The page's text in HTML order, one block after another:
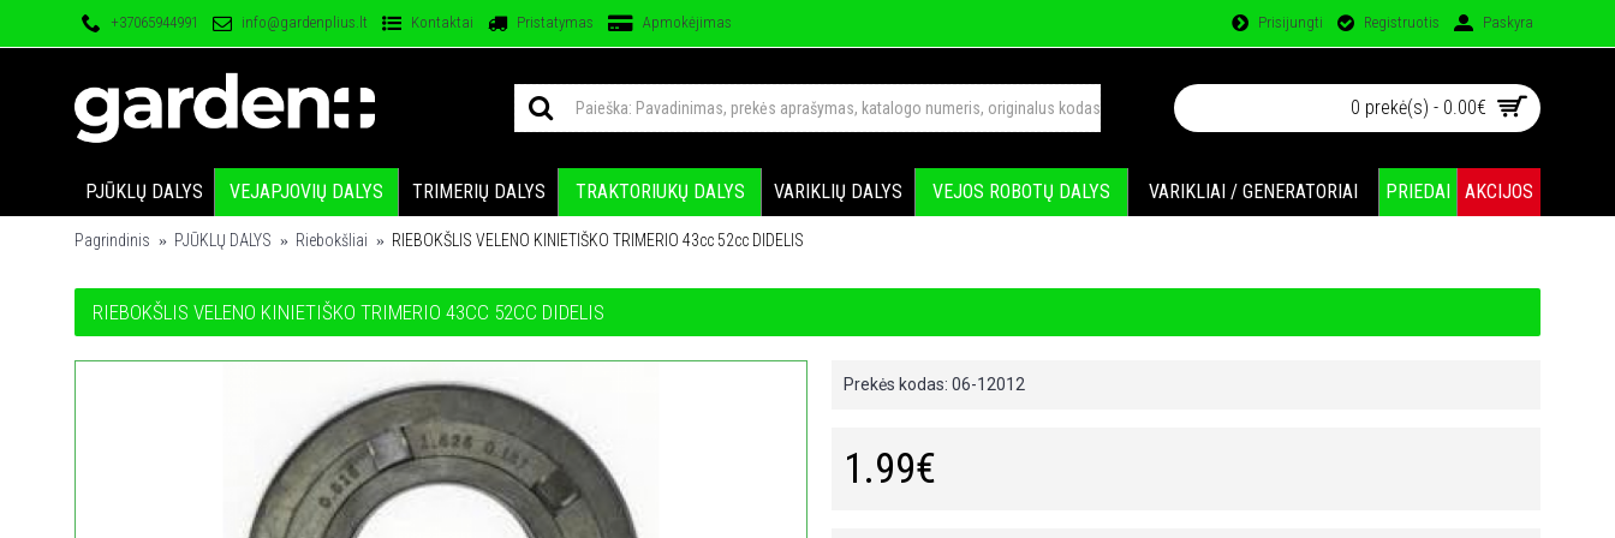
+37065944991 info@gardenplius.lt Kontaktai Pristatymas Apmokėjimas Prisijungti Registruotis Paskyra
0 prekė(s) - 0.00€
PJŪKLŲ DALYS VEJAPJOVIŲ DALYS TRIMERIŲ DALYS TRAKTORIUKŲ DALYS VARIKLIŲ DALYS VEJOS ROBOTŲ DALYS VARIKLIAI / GENERATORIAI PRIEDAI AKCIJOS
Pagrindinis PJŪKLŲ DALYS Riebokšliai RIEBOKŠLIS VELENO KINIETIŠKO TRIMERIO 43cc 52cc DIDELIS
RIEBOKŠLIS VELENO KINIETIŠKO TRIMERIO 43CC 52CC DIDELIS
Prekės kodas: 06-12012
1.99€